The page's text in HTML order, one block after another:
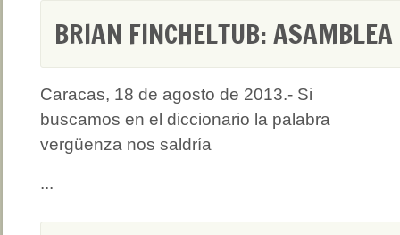
BRIAN FINCHELTUB:
Caracas, 18 de agosto de 2013.- Si
buscamos en el diccionario la palabra
vergüenza nos saldría
...